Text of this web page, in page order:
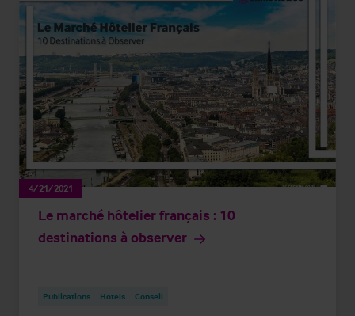
4/21/2021
Le marché hôtelier français : 10
destinations à observer
Publications Hotels Conseil